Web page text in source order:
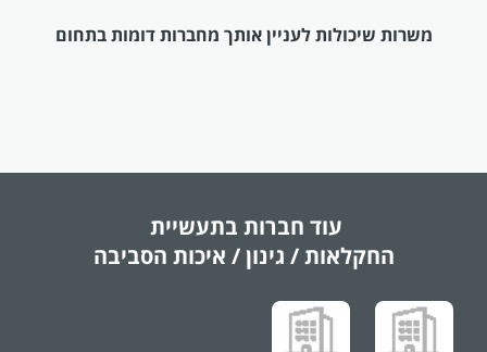
משרות שיכולות לעניין אותך מחברות דומות בתחום
עוד חברות בתעשיית
החקלאות / גינון / איכות הסביבה